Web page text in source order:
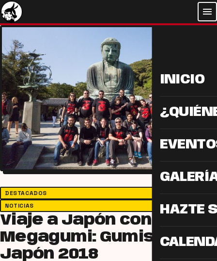
menu
INICIO
HAZTE
DESTACADOS
NOTICIAS
Viaje a Japón con
Megagumi: Gumis en
Japón 2018